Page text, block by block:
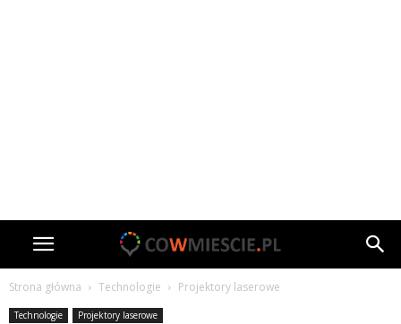
Strona główna Technologie Projektory laserowe
Technologie Projektory laserowe